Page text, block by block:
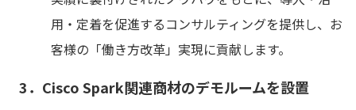
用・定着を促進するコンサルティングを提供し、お
客様の「働き方改革」実現に貢献します。
3．Cisco Spark関連商材のデモルームを設置